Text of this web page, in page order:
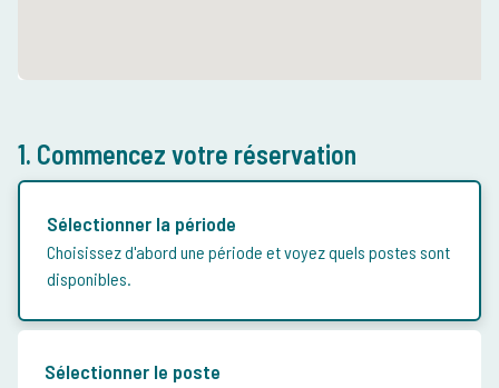
1. Commencez votre réservation
Sélectionner la période
Choisissez d'abord une période et voyez quels postes sont
disponibles.
Sélectionner le poste